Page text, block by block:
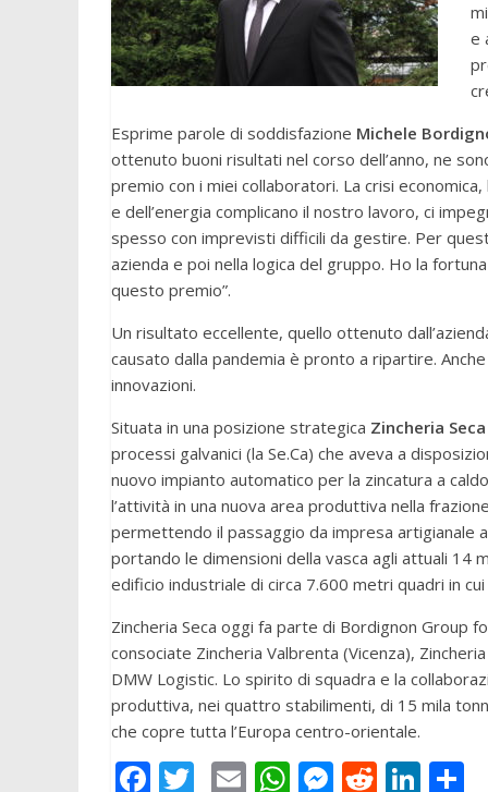
e
Esprime parole di soddisfazione Michele
ottenuto buoni risultati nel corso dell’anno, ne
premio con i miei collaboratori. La crisi
e dell’energia complicano il nostro lavoro, ci
spesso con imprevisti difficili da gestire. Per
azienda e poi nella logica del gruppo. Ho la
questo premio”.
Un risultato eccellente, quello ottenuto
causato dalla pandemia è pronto a ripartire.
innovazioni.
Situata in una posizione strategica Zincheria Seca
processi galvanici (la Se.Ca) che aveva a
nuovo impianto automatico per la zincatura a
l’attività in una nuova area produttiva nella
permettendo il passaggio da impresa artigianale
portando le dimensioni della vasca agli attuali 14
edificio industriale di circa 7.600 metri quadri in
Zincheria Seca oggi fa parte di Bordignon Group
consociate Zincheria Valbrenta (Vicenza),
DMW Logistic. Lo spirito di squadra e la
produttiva, nei quattro stabilimenti, di 15 mila
che copre tutta l’Europa centro-orientale.
F T E W M R Li